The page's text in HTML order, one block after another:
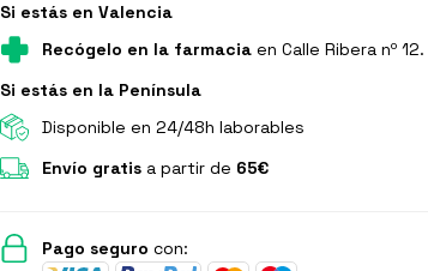
Si estás en Valencia
Recógelo en la farmacia en Calle Ribera nº 12.
Si estás en la Península
Disponible en 24/48h laborables
Envío gratis a partir de 65€
Pago seguro con: